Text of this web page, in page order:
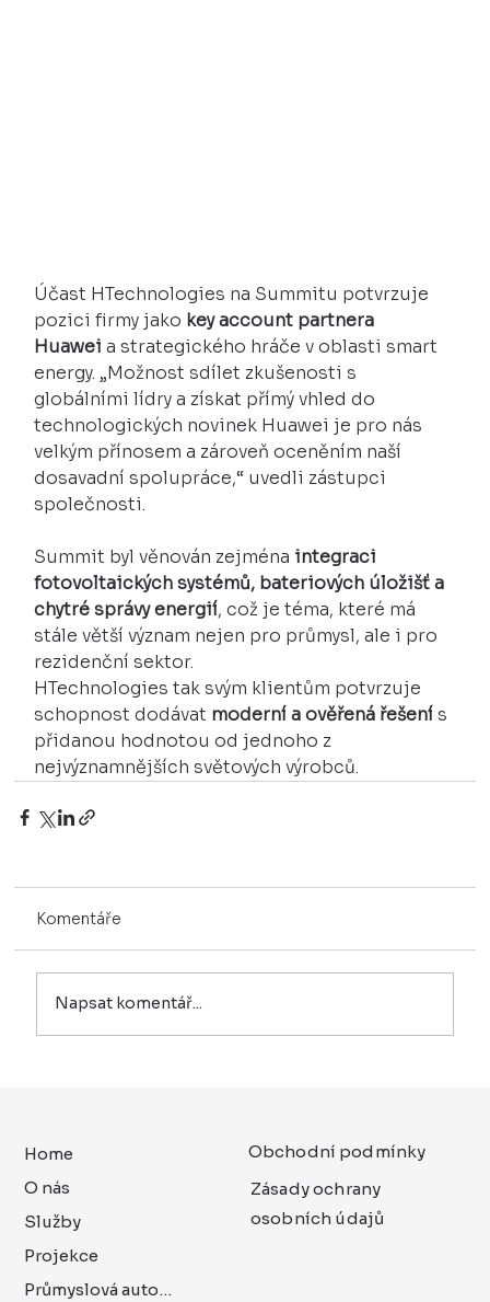
Účast HTechnologies na Summitu potvrzuje
pozici firmy jako key account partnera
Huawei a strategického hráče v oblasti smart
energy. „Možnost sdílet zkušenosti s
globálními lídry a získat přímý vhled do
technologických novinek Huawei je pro nás
velkým přínosem a zároveň oceněním naší
dosavadní spolupráce,“ uvedli zástupci
společnosti.
Summit byl věnován zejména integraci
fotovoltaických systémů, bateriových úložišť a
chytré správy energií, což je téma, které má
stále větší význam nejen pro průmysl, ale i pro
rezidenční sektor.
HTechnologies tak svým klientům potvrzuje
schopnost dodávat moderní a ověřená řešení s
přidanou hodnotou od jednoho z
nejvýznamnějších světových výrobců.
Komentáře
Napsat komentář...
Home
O nás
Služby
Projekce
Průmyslová automatizace
Obchodní podmínky
Zásady ochrany
osobních údajů